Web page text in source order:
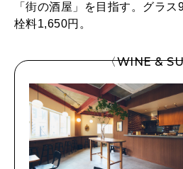
「街の酒屋」を目指す。グラ
栓料1,650円。
〈WINE &